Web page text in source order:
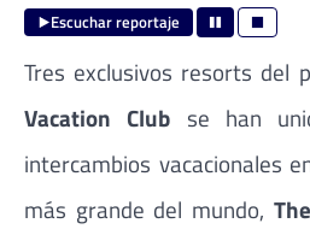
Escuchar reportaje
Tres exclusivos resorts del
Vacation Club se han
intercambios vacacionales
más grande del mundo,